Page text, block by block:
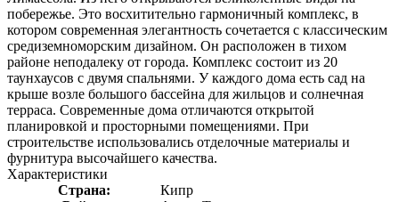
побережье. Это восхитительно гармоничный комплекс, в
котором современная элегантность сочетается с классическим
средиземноморским дизайном. Он расположен в тихом
районе неподалеку от города. Комплекс состоит из 20
таунхаусов с двумя спальнями. У каждого дома есть сад на
крыше возле большого бассейна для жильцов и солнечная
терраса. Современные дома отличаются открытой
планировкой и просторными помещениями. При
строительстве использовались отделочные материалы и
фурнитура высочайшего качества.
Характеристики
Страна:
Кипр